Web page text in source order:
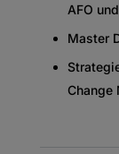
AFO
Master
Change